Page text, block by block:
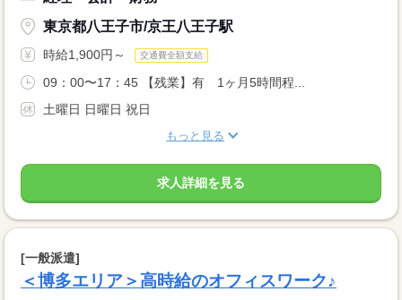
東京都八王子市/京王八王子駅
時給1,900円～ 交通費全額支給
09：00〜17：45 【残業】有 1ヶ月5時間程...
土曜日 日曜日 祝日
もっと見る
求人詳細を見る
[一般派遣]
＜博多エリア＞高時給のオフィスワーク♪